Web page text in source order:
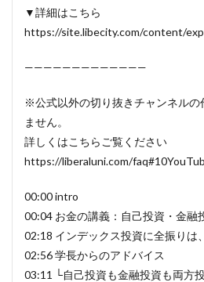
▼詳細はこちら
https://site.libecity.com/content/
—————————————
※公式以外の切り抜きチャンネルの
ません。
詳しくはこちらご覧ください
https://liberaluni.com/
00:00 intro
00:04 お金の講義：自己投資・金融
02:18 インデックス投資に全振りは
02:56 学長からのアドバイス
03:11 └自己投資も金融投資も両方